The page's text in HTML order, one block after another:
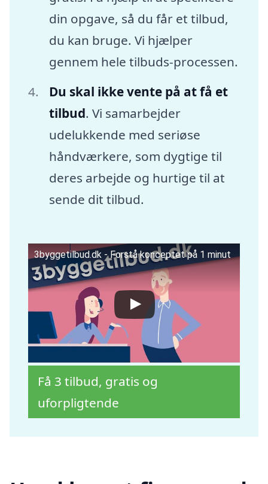
din opgave, så du får et tilbud,
du kan bruge. Vi hjælper
gennem hele tilbuds-processen.
Du skal ikke vente på at få et
tilbud. Vi samarbejder
udelukkende med seriøse
håndværkere, som dygtige til
deres arbejde og hurtige til at
sende dit tilbud.
3byggetilbud.dk - Forstå konceptet på 1 minut
Få 3 tilbud, gratis og
uforpligtende